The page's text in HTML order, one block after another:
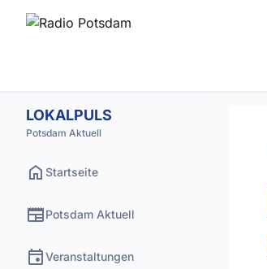
LOKALPULS
Potsdam Aktuell
home Startseite
newspaperPotsdam Aktuell
eventVeranstaltungen